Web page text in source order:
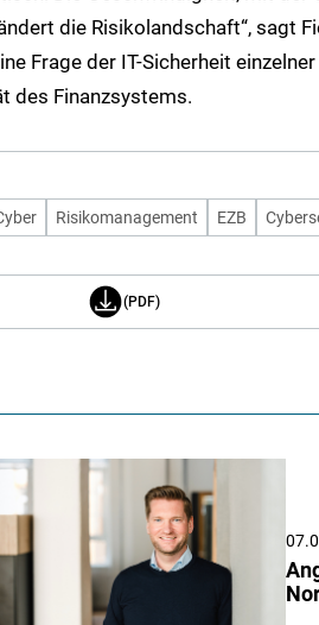
die Risikolandschaft“, sagt
Frage der IT-Sicherheit
des Finanzsystems.
Risikomanagement EZB
(PDF)